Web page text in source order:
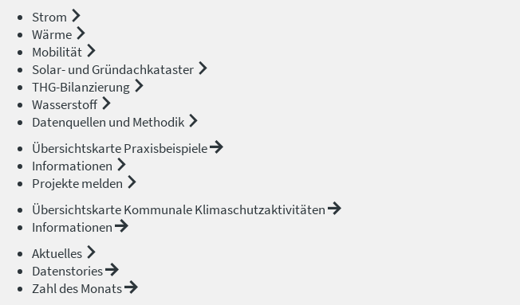
Strom
Wärme
Mobilität
Solar- und Gründachkataster
THG-Bilanzierung
Wasserstoff
Datenquellen und Methodik
Übersichtskarte Praxisbeispiele
Informationen
Projekte melden
Übersichtskarte Kommunale Klimaschutzaktivitäten
Informationen
Aktuelles
Datenstories
Zahl des Monats